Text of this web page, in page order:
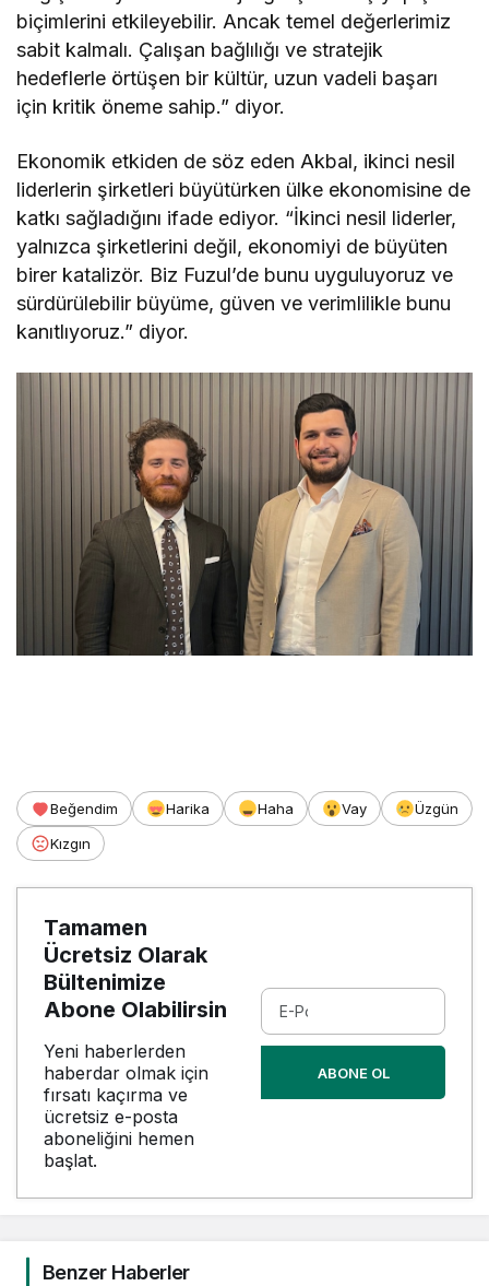
biçimlerini etkileyebilir. Ancak temel değerlerimiz
sabit kalmalı. Çalışan bağlılığı ve stratejik
hedeflerle örtüşen bir kültür, uzun vadeli başarı
için kritik öneme sahip.” diyor.
Ekonomik etkiden de söz eden Akbal, ikinci nesil
liderlerin şirketleri büyütürken ülke ekonomisine de
katkı sağladığını ifade ediyor. “İkinci nesil liderler,
yalnızca şirketlerini değil, ekonomiyi de büyüten
birer katalizör. Biz Fuzul’de bunu uyguluyoruz ve
sürdürülebilir büyüme, güven ve verimlilikle bunu
kanıtlıyoruz.” diyor.
Beğendim Harika Haha Vay
Üzgün
Kızgın
Tamamen
Ücretsiz Olarak
Bültenimize
Abone Olabilirsin
Yeni haberlerden
haberdar olmak için
fırsatı kaçırma ve
ücretsiz e-posta
aboneliğini hemen
başlat.
ABONE OL
Benzer Haberler